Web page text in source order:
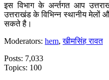
इस विभाग के अर्न्तगत आप
उत्तराखंड के विभिन्न स्थानीय मेलों
सकते है।
Moderators: hem,खीमसिंह रावत
Posts: 7,033
Topics: 100